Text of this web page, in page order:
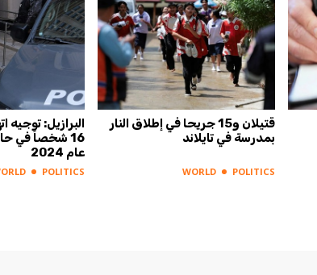
البرازيل: توجيه
16 شخصاً في
عام 2024
POLITICS
قتيلان و15 جريحا في إطلاق النار
بمدرسة في تايلاند
WORLD POLITICS